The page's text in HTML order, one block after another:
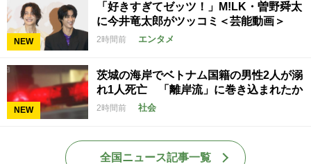
NEW
「好きすぎてゼッツ！」M!LK・曽野舜太
に今井竜太郎がツッコミ＜芸能動画＞
2時間前 エンタメ
NEW
茨城の海岸でベトナム国籍の男性2人が溺
れ1人死亡 「離岸流」に巻き込まれたか
2時間前 社会
全国ニュース記事一覧